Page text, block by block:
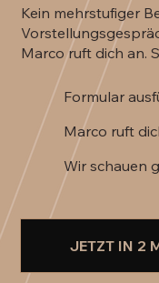
Kein mehrstufiger
Marco ruft dich an.
Formular
Marco ruft
Wir schauen